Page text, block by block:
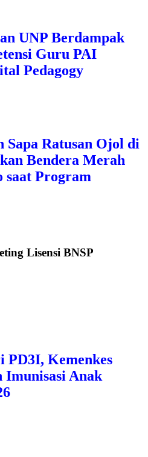
UNP Berdampak
Guru PAI
Pedagogy
Ratusan Ojol di
Bendera Merah
saat Program
Lisensi BNSP
Kemenkes
Imunisasi Anak